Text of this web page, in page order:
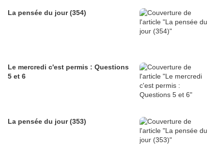
La pensée du jour (354)
Le mercredi c'est permis : Questions
5 et 6
La pensée du jour (353)